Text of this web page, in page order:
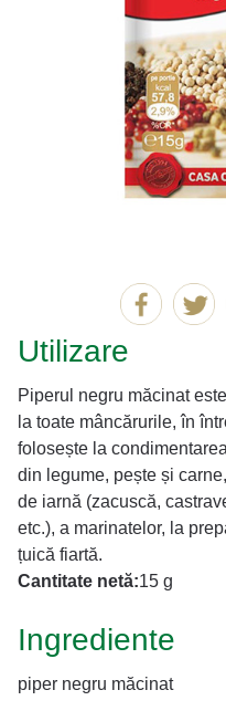
Utilizare
Piperul negru măcinat
la toate mâncărurile, în
folosește la
din legume, pește și
de iarnă (zacuscă,
etc.), a marinatelor, la
țuică fiartă.
Cantitate netă:15 g
Ingrediente
piper negru măcinat